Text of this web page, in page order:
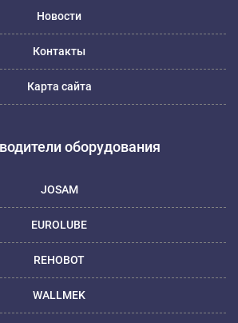
Новости
Контакты
Карта сайта
оборудования
JOSAM
EUROLUBE
REHOBOT
WALLMEK